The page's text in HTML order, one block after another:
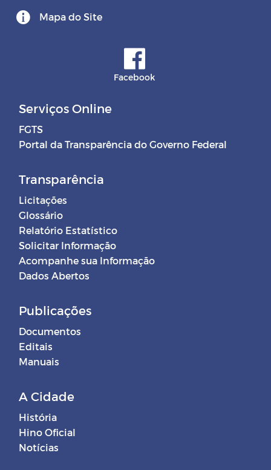
Mapa do Site
Facebook
Serviços Online
FGTS
Portal da Transparência do Governo Federal
Transparência
Licitações
Glossário
Relatório Estatístico
Solicitar Informação
Acompanhe sua Informação
Dados Abertos
Publicações
Documentos
Editais
Manuais
A Cidade
História
Hino Oficial
Notícias